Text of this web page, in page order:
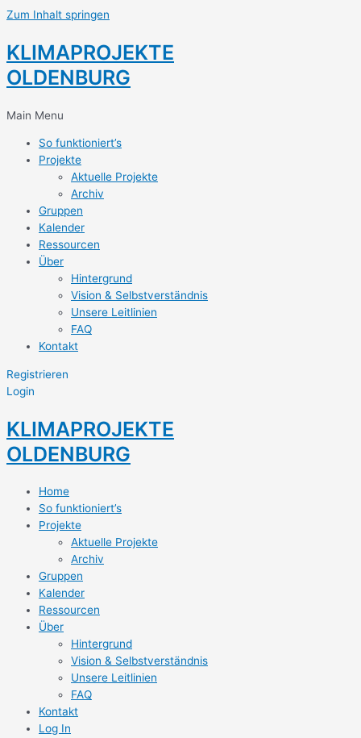
Zum Inhalt springen
KLIMAPROJEKTE
OLDENBURG
Main Menu
So funktioniert’s
Projekte
Aktuelle Projekte
Archiv
Gruppen
Kalender
Ressourcen
Über
Hintergrund
Vision & Selbstverständnis
Unsere Leitlinien
FAQ
Kontakt
Registrieren
Login
KLIMAPROJEKTE
OLDENBURG
Home
So funktioniert’s
Projekte
Aktuelle Projekte
Archiv
Gruppen
Kalender
Ressourcen
Über
Hintergrund
Vision & Selbstverständnis
Unsere Leitlinien
FAQ
Kontakt
Log In